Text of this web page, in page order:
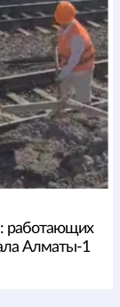
работающих
Алматы-1